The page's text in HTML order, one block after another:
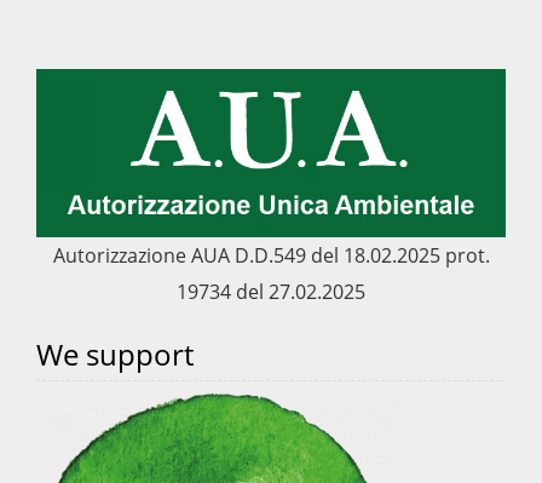
Autorizzazione AUA D.D.549 del 18.02.2025 prot.
19734 del 27.02.2025
We support